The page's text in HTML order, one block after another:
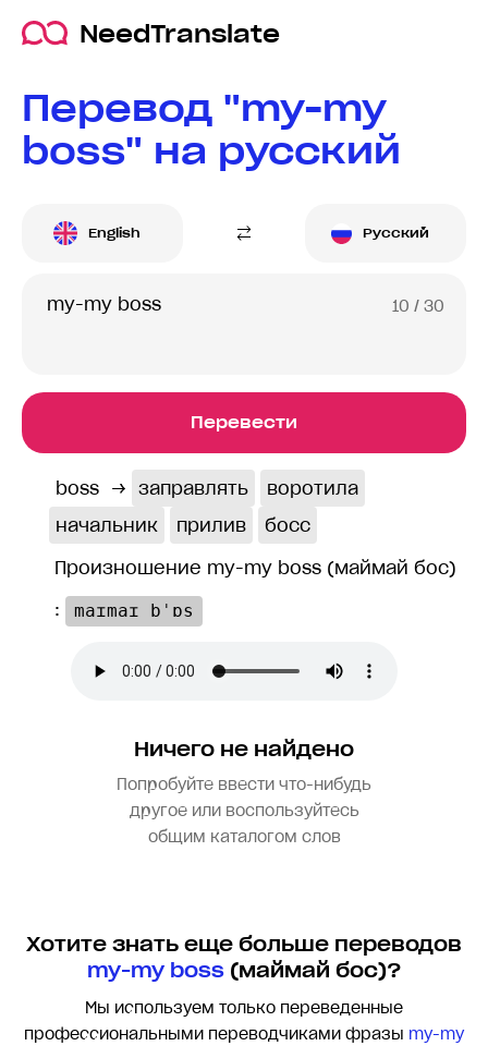
NeedTranslate
Перевод "my-my
boss" на русский
English Русский
10 / 30
Перевести
boss → заправлять
воротила
начальник
прилив
босс
Произношение my-my boss (маймай бос)
:
maɪmaɪ bˈɒs
Ничего не найдено
Попробуйте ввести что-нибудь
другое или воспользуйтесь
общим каталогом слов
Хотите знать еще больше переводов
my-my boss(маймай бос)?
Мы используем только переведенные
профессиональными переводчиками фразы my-my